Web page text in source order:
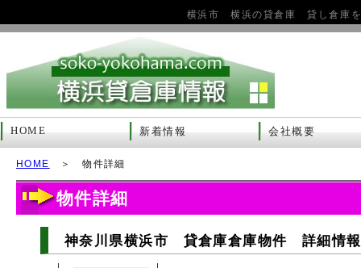
横浜市 横浜の貸倉庫 貸し倉庫
HOME 新着情報 会社概要
HOME ＞ 物件詳細
物件詳細
神奈川県横浜市 貸倉庫倉庫物件 詳細情